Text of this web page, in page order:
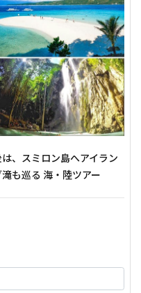
、スミロン島へアイラン
も巡る 海・陸ツアー